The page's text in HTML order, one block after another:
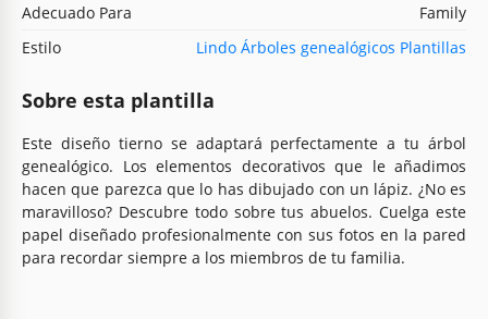
Adecuado Para
Family
Estilo
Lindo Árboles genealógicos Plantillas
Sobre esta plantilla
Este diseño tierno se adaptará perfectamente a tu árbol
genealógico. Los elementos decorativos que le añadimos
hacen que parezca que lo has dibujado con un lápiz. ¿No es
maravilloso? Descubre todo sobre tus abuelos. Cuelga este
papel diseñado profesionalmente con sus fotos en la pared
para recordar siempre a los miembros de tu familia.